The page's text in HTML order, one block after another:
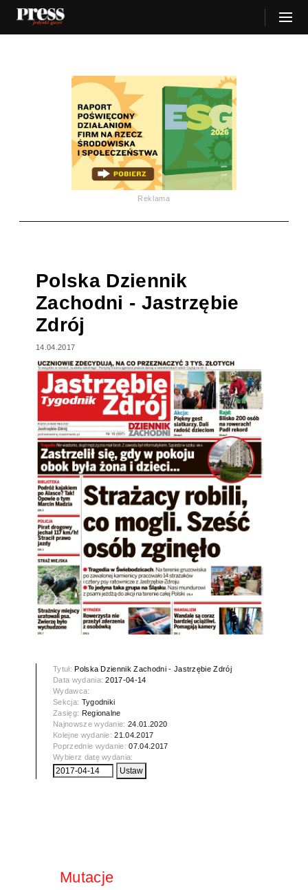
Reklama
Polska Dziennik
Zachodni - Jastrzębie
Zdrój
14.04.2017
Tytuł:Polska Dziennik Zachodni - Jastrzębie Zdrój
Data wydania:2017-04-14
Wydawca:
Sekcja: Tygodniki
Zasięg: Regionalne
Najnowsze wydanie:24.01.2020
Kolejne wydanie:21.04.2017
Poprzednie wydanie:07.04.2017
Wybierz datę wydania:
Mutacje